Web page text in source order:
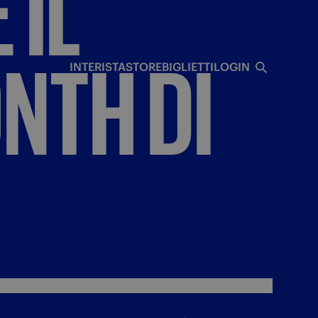
INTERISTASTOREBIGLIETTILOGIN
DI